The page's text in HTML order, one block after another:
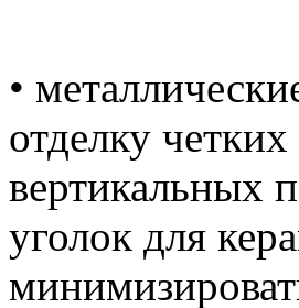
•
отделку
вертикальных
уголок для